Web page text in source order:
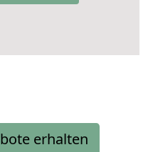
erhalten